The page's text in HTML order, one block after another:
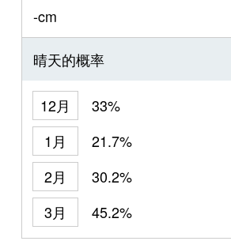
-cm
晴天的概率
12月
33%
1月
21.7%
2月
30.2%
3月
45.2%